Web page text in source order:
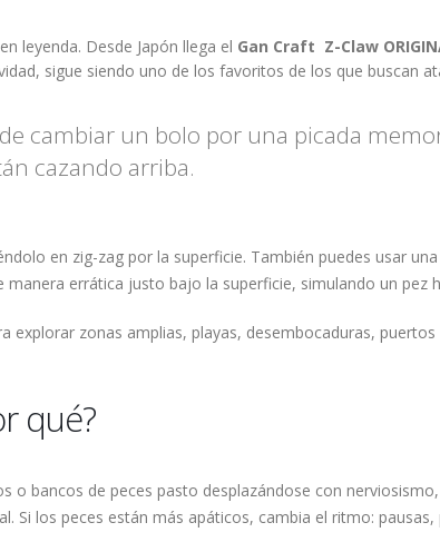
leyenda. Desde Japón llega el Gan Craft Z-Claw
sigue siendo uno de los favoritos de los que buscan
cambiar un bolo por una picada
cazando arriba.
en zig-zag por la superficie. También puedes usar
errática justo bajo la superficie, simulando un pez
explorar zonas amplias, playas, desembocaduras,
qué?
o bancos de peces pasto desplazándose con
Si los peces están más apáticos, cambia el ritmo: